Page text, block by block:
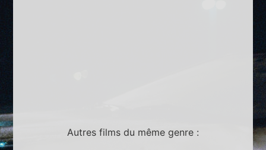
Autres films du même genre :